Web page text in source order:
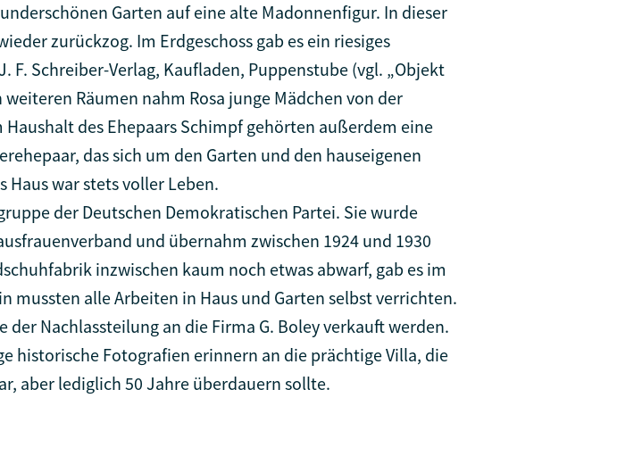
Garten auf eine alte Madonnenfigur. In dieser
zurückzog. Im Erdgeschoss gab es ein riesiges
Schreiber-Verlag, Kaufladen, Puppenstube (vgl. „Objekt
Räumen nahm Rosa junge Mädchen von der
des Ehepaars Schimpf gehörten außerdem eine
das sich um den Garten und den hauseigenen
war stets voller Leben.
der Deutschen Demokratischen Partei. Sie wurde
und übernahm zwischen 1924 und 1930
inzwischen kaum noch etwas abwarf, gab es im
mussten alle Arbeiten in Haus und Garten selbst verrichten.
der Nachlassteilung an die Firma G. Boley verkauft werden.
historische Fotografien erinnern an die prächtige Villa, die
aber lediglich 50 Jahre überdauern sollte.